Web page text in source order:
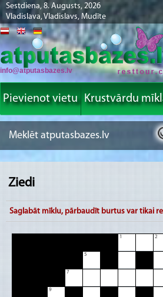
Sestdiena, 8. Augusts, 2026
Vladislava, Vladislavs, Mudīte
info@atputasbazes.lv
Pievienot vietu Krustvārdu
Ziedi
Saglabāt mīklu, pārbaudīt burtus var tikai
1 2
5
7
9